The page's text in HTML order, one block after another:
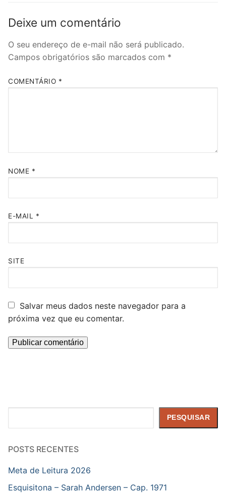
Deixe um comentário
O seu endereço de e-mail não será publicado.
Campos obrigatórios são marcados com *
COMENTÁRIO *
NOME *
E-MAIL *
SITE
Salvar meus dados neste navegador para a
próxima vez que eu comentar.
PESQUISAR
POSTS RECENTES
Meta de Leitura 2026
Esquisitona – Sarah Andersen – Cap. 1971